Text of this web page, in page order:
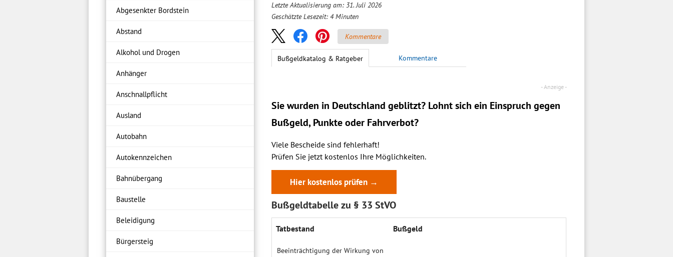
Abgesenkter Bordstein
Abstand
Alkohol und Drogen
Anhänger
Anschnallpflicht
Ausland
Autobahn
Autokennzeichen
Bahnübergang
Baustelle
Beleidigung
Bürgersteig
Letzte Aktualisierung am: 31. Juli 2026
Geschätzte Lesezeit: 4 Minuten
Kommentare
Bußgeldkatalog & Ratgeber Kommentare
Sie wurden in Deutschland geblitzt? Lohnt sich ein Einspruch gegen
Bußgeld, Punkte oder Fahrverbot?
Viele Bescheide sind fehlerhaft!
Prüfen Sie jetzt kostenlos Ihre Möglichkeiten.
Hier kostenlos prüfen →
Bußgeldtabelle zu § 33 StVO
Tatbestand Bußgeld
Beeinträchtigung der Wirkung von